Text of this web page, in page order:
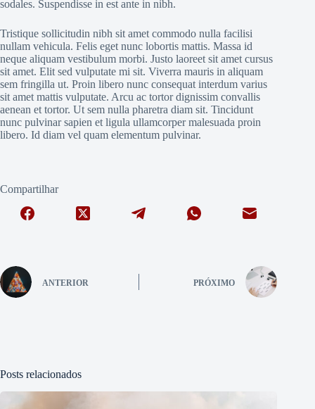
sodales. Suspendisse in est ante in nibh.
Tristique sollicitudin nibh sit amet commodo nulla facilisi
nullam vehicula. Felis eget nunc lobortis mattis. Massa id
neque aliquam vestibulum morbi. Justo laoreet sit amet cursus
sit amet. Elit sed vulputate mi sit. Viverra mauris in aliquam
sem fringilla ut. Proin libero nunc consequat interdum varius
sit amet mattis vulputate. Arcu ac tortor dignissim convallis
aenean et tortor. Ut sem nulla pharetra diam sit. Tincidunt
nunc pulvinar sapien et ligula ullamcorper malesuada proin
libero. Id diam vel quam elementum pulvinar.
Compartilhar
ANTERIOR PRÓXIMO
Posts relacionados